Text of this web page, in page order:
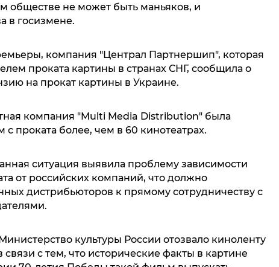
обществе не может быть маньяков, и
в госизмене.
компания "Централ Партнершип", которая
проката картины в странах СНГ, сообщила о
на прокат картины в Украине.
компания "Multi Media Distribution" была
проката более, чем в 60 кинотеатрах.
ситуация выявила проблему зависимости
от российских компаний, что должно
дистрибьюторов к прямому сотрудничеству с
культуры России отозвало киноленту
с тем, что исторические факты в картине